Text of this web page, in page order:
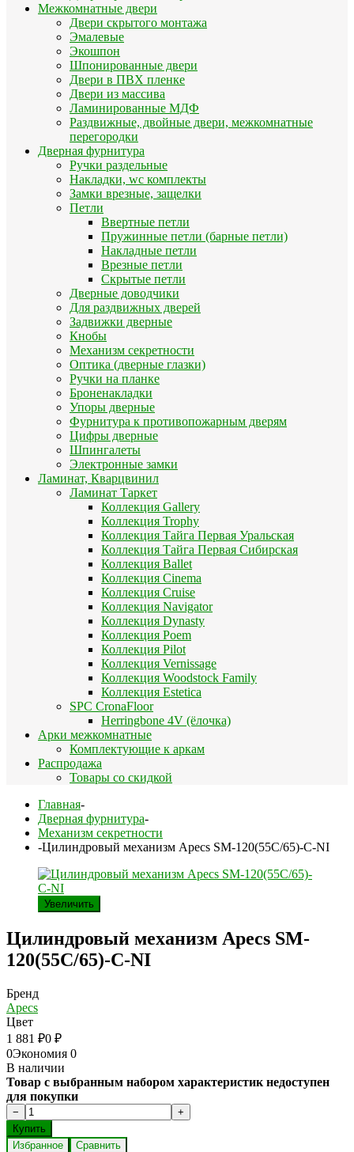
Межкомнатные двери
Двери скрытого монтажа
Эмалевые
Экошпон
Шпонированные двери
Двери в ПВХ пленке
Двери из массива
Ламинированные МДФ
Раздвижные, двойные двери, межкомнатные
перегородки
Дверная фурнитура
Ручки раздельные
Накладки, wc комплекты
Замки врезные, защелки
Петли
Ввертные петли
Пружинные петли (барные петли)
Накладные петли
Врезные петли
Скрытые петли
Дверные доводчики
Для раздвижных дверей
Задвижки дверные
Кнобы
Механизм секретности
Оптика (дверные глазки)
Ручки на планке
Броненакладки
Упоры дверные
Фурнитура к противопожарным дверям
Цифры дверные
Шпингалеты
Электронные замки
Ламинат, Кварцвинил
Ламинат Таркет
Коллекция Gallery
Коллекция Trophy
Коллекция Тайга Первая Уральская
Коллекция Тайга Первая Сибирская
Коллекция Ballet
Коллекция Cinema
Коллекция Cruise
Коллекция Navigator
Коллекция Dynasty
Коллекция Poem
Коллекция Pilot
Коллекция Vernissage
Коллекция Woodstock Family
Коллекция Estetica
SPC CronaFloor
Herringbone 4V (ёлочка)
Арки межкомнатные
Комплектующие к аркам
Распродажа
Товары со скидкой
Главная-
Дверная фурнитура-
Механизм секретности
-Цилиндровый механизм Apecs SM-120(55C/65)-C-NI
Увеличить
Цилиндровый механизм Apecs SM-
120(55C/65)-C-NI
Бренд
Apecs
Цвет
1 881 ₽0 ₽
0Экономия 0
В наличии
Товар с выбранным набором характеристик недоступен
для покупки
Избранное Сравнить